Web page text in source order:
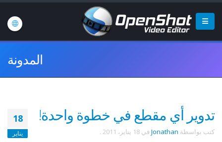
المدونة
18
يناير
تدوير أي مقطع في خطوة واحدة!
كتب بواسطة Jonathan في 18 يناير، 2011 .